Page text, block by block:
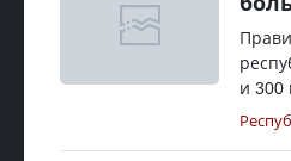
и 300